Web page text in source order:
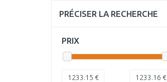
PRÉCISER LA RECHERCHE
PRIX
1233.15 € 1233.16 €